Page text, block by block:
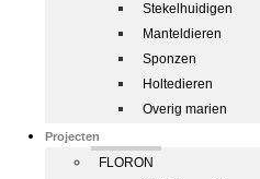
Stekelhuidigen
Manteldieren
Sponzen
Holtedieren
Overig marien
Projecten
FLORON